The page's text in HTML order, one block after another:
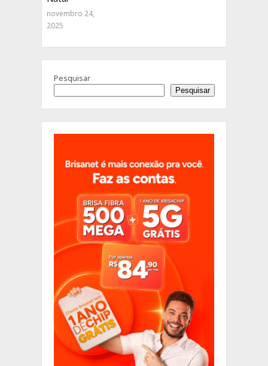
novembro 24,
2025
Pesquisar
Pesquisar